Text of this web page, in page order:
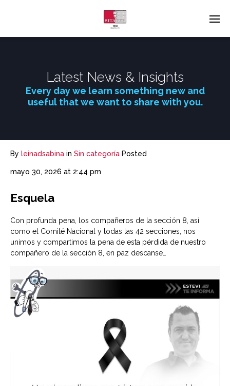
Latest News & Insights
Every day we learn something new and
useful that we want to share with you.
By leinadsabina in Sin categoría Posted
mayo 30, 2026 at 2:44 pm
Esquela
Con profunda pena, los compañeros de la sección 8, así
como el Comité Nacional y todas las 42 secciones, nos
unimos y compartimos la pena de esta pérdida de nuestro
compañero de la sección 8, en paz descanse…